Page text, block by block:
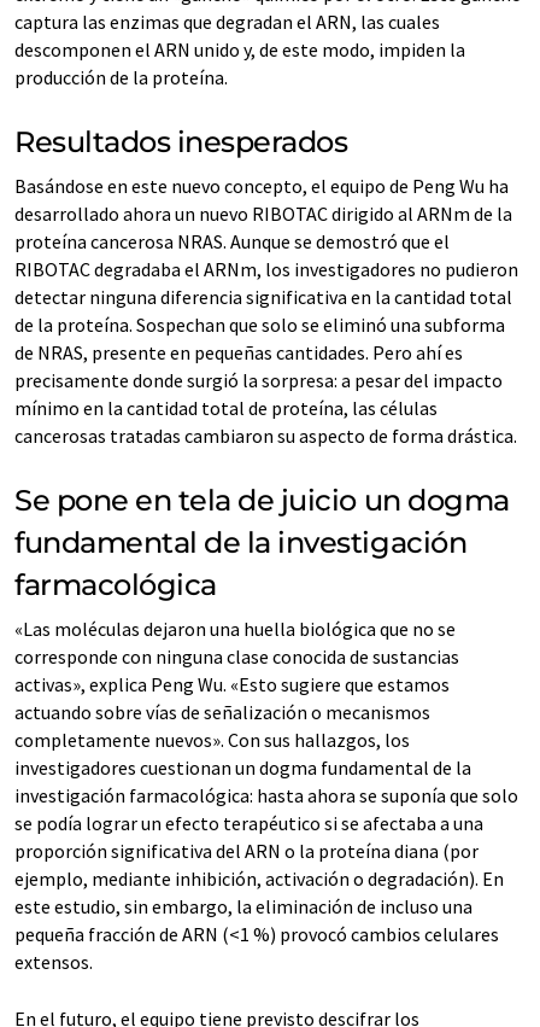
captura las enzimas que degradan el ARN, las cuales
descomponen el ARN unido y, de este modo, impiden la
producción de la proteína.
Resultados inesperados
Basándose en este nuevo concepto, el equipo de Peng Wu ha
desarrollado ahora un nuevo RIBOTAC dirigido al ARNm de la
proteína cancerosa NRAS. Aunque se demostró que el
RIBOTAC degradaba el ARNm, los investigadores no pudieron
detectar ninguna diferencia significativa en la cantidad total
de la proteína. Sospechan que solo se eliminó una subforma
de NRAS, presente en pequeñas cantidades. Pero ahí es
precisamente donde surgió la sorpresa: a pesar del impacto
mínimo en la cantidad total de proteína, las células
cancerosas tratadas cambiaron su aspecto de forma drástica.
Se pone en tela de juicio un dogma
fundamental de la investigación
farmacológica
«Las moléculas dejaron una huella biológica que no se
corresponde con ninguna clase conocida de sustancias
activas», explica Peng Wu. «Esto sugiere que estamos
actuando sobre vías de señalización o mecanismos
completamente nuevos». Con sus hallazgos, los
investigadores cuestionan un dogma fundamental de la
investigación farmacológica: hasta ahora se suponía que solo
se podía lograr un efecto terapéutico si se afectaba a una
proporción significativa del ARN o la proteína diana (por
ejemplo, mediante inhibición, activación o degradación). En
este estudio, sin embargo, la eliminación de incluso una
pequeña fracción de ARN (<1 %) provocó cambios celulares
extensos.
En el futuro, el equipo tiene previsto descifrar los